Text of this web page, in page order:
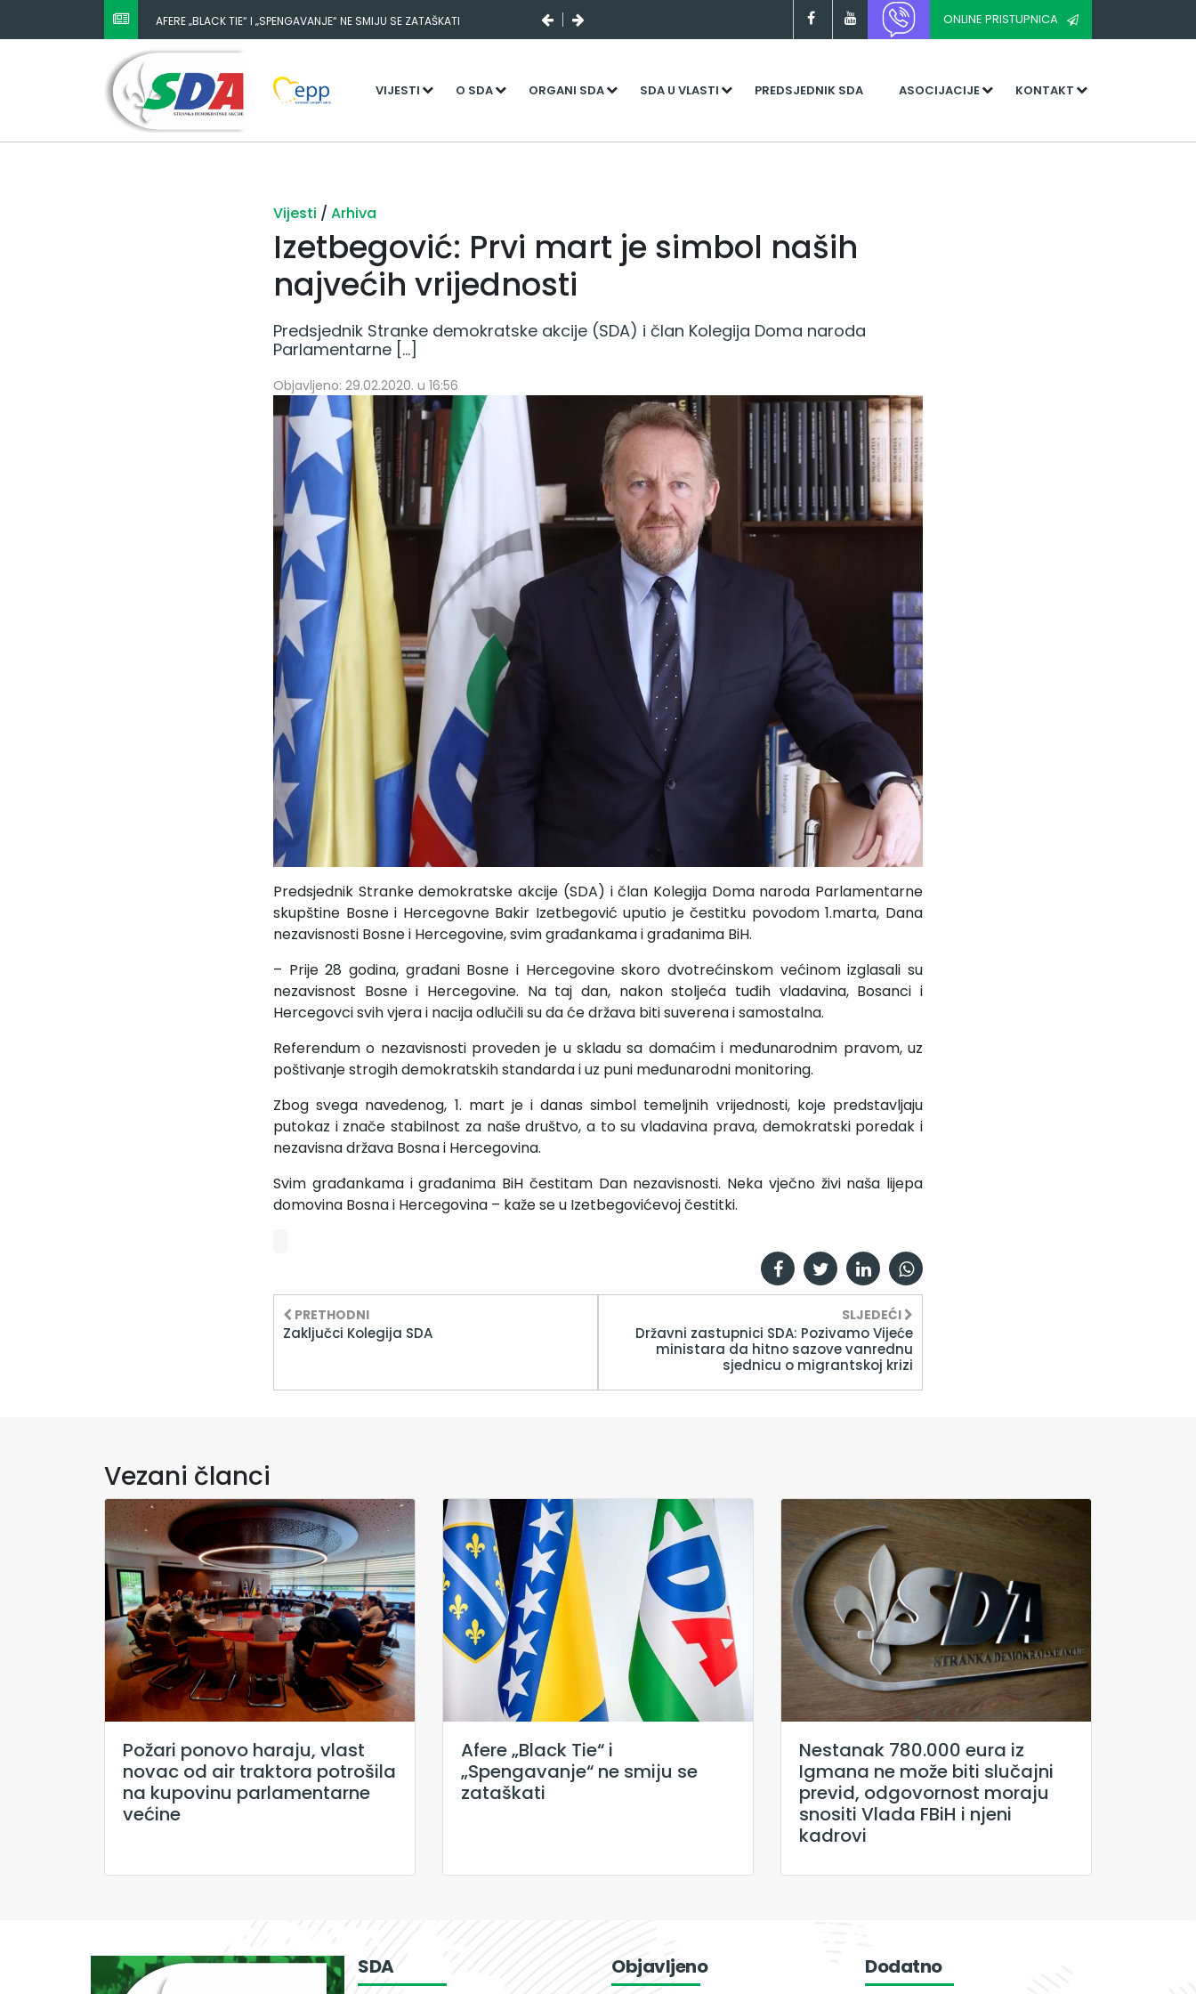
AFERE „BLACK TIE“ I „SPENGAVANJE“ NE SMIJU SE ZATAŠKATI ONLINE PRISTUPNICA
VIJESTI O SDA ORGANI SDA SDA U VLASTI PREDSJEDNIK SDA ASOCIJACIJE KONTAKT
Vijesti / Arhiva
Izetbegović: Prvi mart je simbol naših
najvećih vrijednosti
Predsjednik Stranke demokratske akcije (SDA) i član Kolegija Doma naroda
Parlamentarne […]
Objavljeno: 29.02.2020. u 16:56
Predsjednik Stranke demokratske akcije (SDA) i član Kolegija Doma naroda Parlamentarne
skupštine Bosne i Hercegovne Bakir Izetbegović uputio je čestitku povodom 1.marta, Dana
nezavisnosti Bosne i Hercegovine, svim građankama i građanima BiH.
– Prije 28 godina, građani Bosne i Hercegovine skoro dvotrećinskom većinom izglasali su
nezavisnost Bosne i Hercegovine. Na taj dan, nakon stoljeća tuđih vladavina, Bosanci i
Hercegovci svih vjera i nacija odlučili su da će država biti suverena i samostalna.
Referendum o nezavisnosti proveden je u skladu sa domaćim i međunarodnim pravom, uz
poštivanje strogih demokratskih standarda i uz puni međunarodni monitoring.
Zbog svega navedenog, 1. mart je i danas simbol temeljnih vrijednosti, koje predstavljaju
putokaz i znače stabilnost za naše društvo, a to su vladavina prava, demokratski poredak i
nezavisna država Bosna i Hercegovina.
Svim građankama i građanima BiH čestitam Dan nezavisnosti. Neka vječno živi naša lijepa
domovina Bosna i Hercegovina – kaže se u Izetbegovićevoj čestitki.
PRETHODNI
Zaključci Kolegija SDA
SLJEDEĆI
Državni zastupnici SDA: Pozivamo Vijeće
ministara da hitno sazove vanrednu
sjednicu o migrantskoj krizi
Vezani članci
Požari ponovo haraju, vlast
novac od air traktora potrošila
na kupovinu parlamentarne
većine
Afere „Black Tie“ i
„Spengavanje“ ne smiju se
zataškati
Nestanak 780.000 eura iz
Igmana ne može biti slučajni
previd, odgovornost moraju
snositi Vlada FBiH i njeni
kadrovi
SDA Objavljeno Dodatno